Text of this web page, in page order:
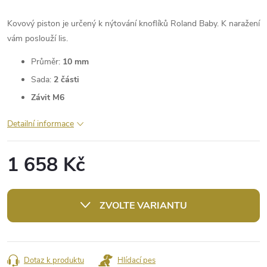
Kovový piston je určený k nýtování knoflíků Roland Baby. K naražení
vám poslouží lis.
Průměr: 10 mm
Sada: 2 části
Závit M6
Detailní informace
1 658 Kč
cena:
ZVOLTE VARIANTU
Dotaz k produktu Hlídací pes